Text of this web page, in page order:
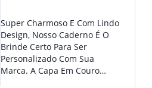
Super Charmoso E Com Lindo
Design, Nosso Caderno É O
Brinde Certo Para Ser
Personalizado Com Sua
Marca. A Capa Em Couro